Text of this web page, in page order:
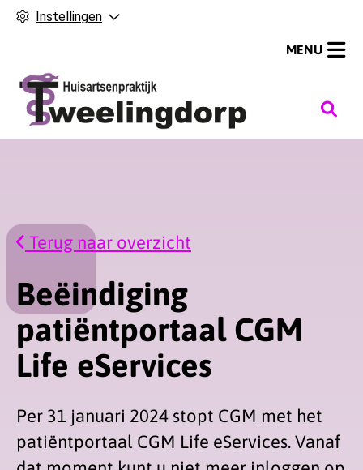
Instellingen
H
o
MENU
Terug naar overzicht
Beëindiging
patiëntportaal CGM
Life eServices
Per 31 januari 2024 stopt CGM met het
patiëntportaal CGM Life eServices. Vanaf